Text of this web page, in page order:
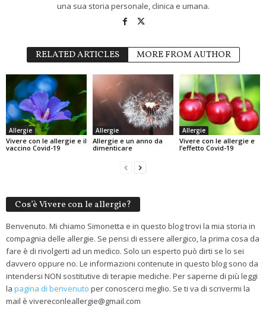
una sua storia personale, clinica e umana.
RELATED ARTICLES MORE FROM AUTHOR
Allergie
Vivere con le allergie e il
vaccino Covid-19
Allergie
Allergie e un anno da
dimenticare
Allergie
Vivere con le allergie e
l’effetto Covid-19
Cos’è Vivere con le allergie?
Benvenuto. Mi chiamo Simonetta e in questo blog trovi la mia storia in
compagnia delle allergie. Se pensi di essere allergico, la prima cosa da
fare è di rivolgerti ad un medico. Solo un esperto può dirti se lo sei
davvero oppure no. Le informazioni contenute in questo blog sono da
intendersi NON sostitutive di terapie mediche. Per saperne di più leggi
la pagina di benvenuto per conoscerci meglio. Se ti va di scrivermi la
mail è vivereconleallergie@gmail.com